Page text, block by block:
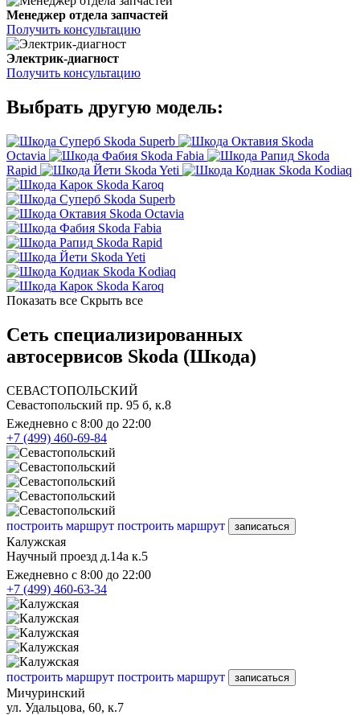
Менеджер отдела запчастей
Получить консультацию
Электрик-диагност
Получить консультацию
Выбрать другую модель:
Skoda Superb
Skoda
Octavia
Skoda Fabia
Skoda
Rapid
Skoda Yeti
Skoda Kodiaq
Skoda Karoq
Skoda Superb
Skoda Octavia
Skoda Fabia
Skoda Rapid
Skoda Yeti
Skoda Kodiaq
Skoda Karoq
Показать все Скрыть все
Сеть специализированных
автосервисов Skoda (Шкода)
СЕВАСТОПОЛЬСКИЙ
Севастопольский пр. 95 б, к.8
Ежедневно с 8:00 до 22:00
+7 (499) 460-69-84
построить маршрут построить маршрут записаться
Калужская
Научный проезд д.14а к.5
Ежедневно с 8:00 до 22:00
+7 (499) 460-63-34
построить маршрут построить маршрут записаться
Мичуринский
ул. Удальцова, 60, к.7